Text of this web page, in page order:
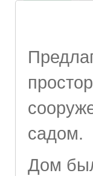
садом.
Дом